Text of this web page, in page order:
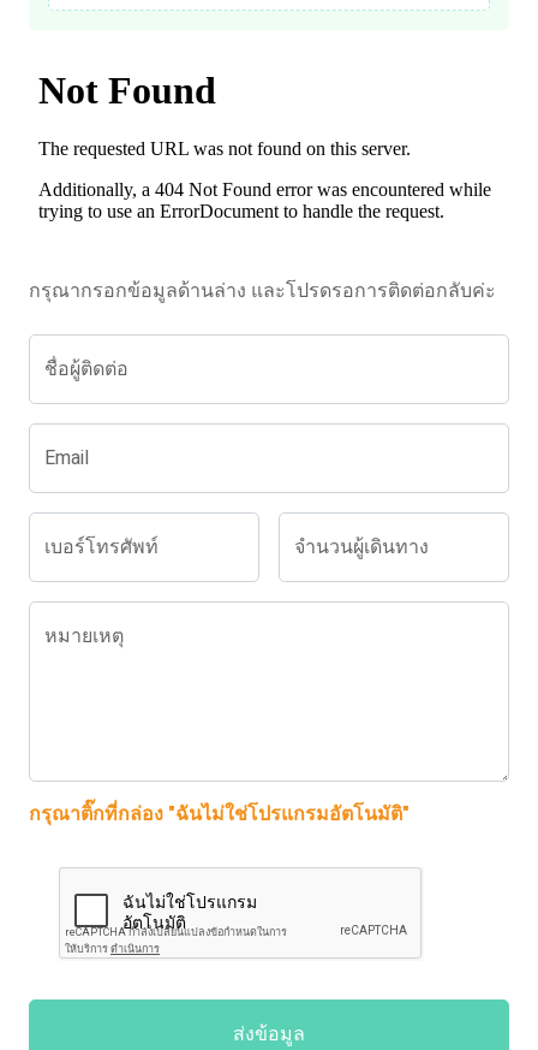
กรุณากรอกข้อมูลด้านล่าง และโปรดรอการติดต่อกลับค่ะ
ชื่อผู้ติดต่อ
Email
เบอร์โทรศัพท์ จำนวนผู้เดินทาง
หมายเหตุ
กรุณาติ๊กที่กล่อง "ฉันไม่ใช่โปรแกรมอัตโนมัติ"
ส่งข้อมูล